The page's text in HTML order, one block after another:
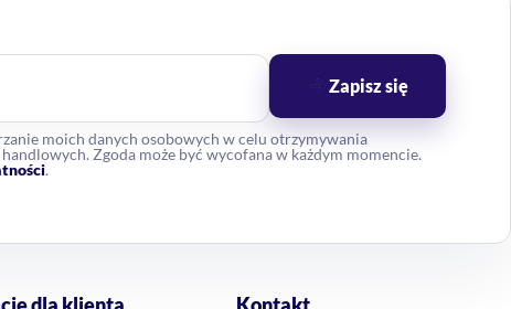
moich danych osobowych w celu otrzymywania
Zgoda może być wycofana w każdym momencie.
.
Zapisz się
dla klienta Kontakt